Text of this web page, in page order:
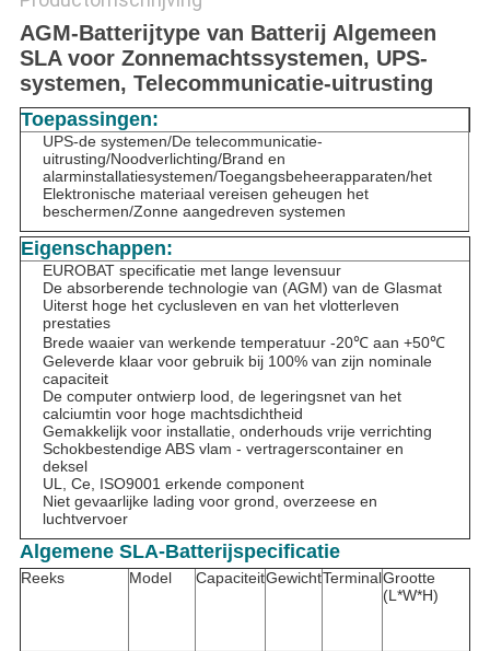
AGM-Batterijtype van Batterij Algemeen
SLA voor Zonnemachtssystemen, UPS-
systemen, Telecommunicatie-uitrusting
Toepassingen:
UPS-de systemen/De telecommunicatie-
uitrusting/Noodverlichting/Brand en
alarminstallatiesystemen/Toegangsbeheerapparaten/het
Elektronische materiaal vereisen geheugen het
beschermen/Zonne aangedreven systemen
Eigenschappen:
EUROBAT specificatie met lange levensuur
De absorberende technologie van (AGM) van de Glasmat
Uiterst hoge het cyclusleven en van het vlotterleven
prestaties
Brede waaier van werkende temperatuur -20℃ aan +50℃
Geleverde klaar voor gebruik bij 100% van zijn nominale
capaciteit
De computer ontwierp lood, de legeringsnet van het
calciumtin voor hoge machtsdichtheid
Gemakkelijk voor installatie, onderhouds vrije verrichting
Schokbestendige ABS vlam - vertragerscontainer en
deksel
UL, Ce, ISO9001 erkende component
Niet gevaarlijke lading voor grond, overzeese en
luchtvervoer
Algemene SLA-Batterijspecificatie
Reeks Model CapaciteitGewichtTerminalGrootte
(L*W*H)